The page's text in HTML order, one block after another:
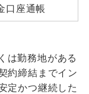
口座通帳
は勤務地がある
約締結までイン
定かつ継続した